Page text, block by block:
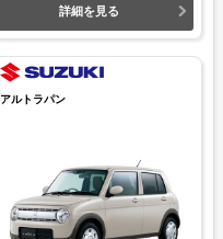
詳細を見る
アルトラパン